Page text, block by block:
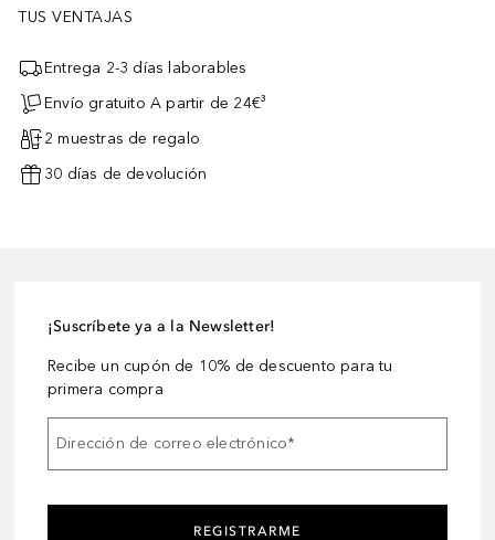
TUS VENTAJAS
Entrega 2-3 días laborables
Envío gratuito A partir de 24€³
2 muestras de regalo
30 días de devolución
¡Suscríbete ya a la Newsletter!
Recibe un cupón de 10% de descuento para tu
primera compra
Dirección de correo electrónico*
REGISTRARME